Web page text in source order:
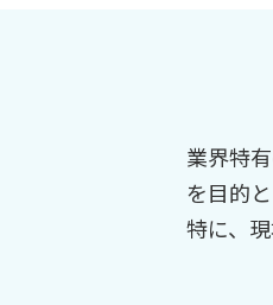
業界特
を目的
特に、